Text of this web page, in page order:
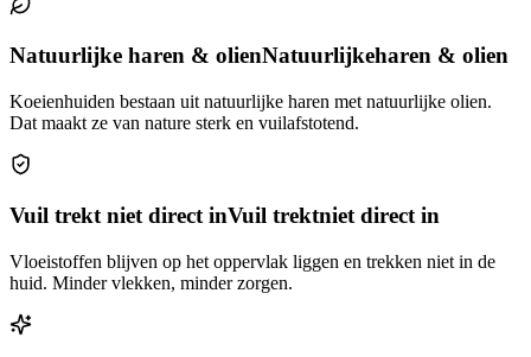
Natuurlijke haren & olienNatuurlijkeharen & olien
Koeienhuiden bestaan uit natuurlijke haren met natuurlijke olien.
Dat maakt ze van nature sterk en vuilafstotend.
Vuil trekt niet direct inVuil trektniet direct in
Vloeistoffen blijven op het oppervlak liggen en trekken niet in de
huid. Minder vlekken, minder zorgen.